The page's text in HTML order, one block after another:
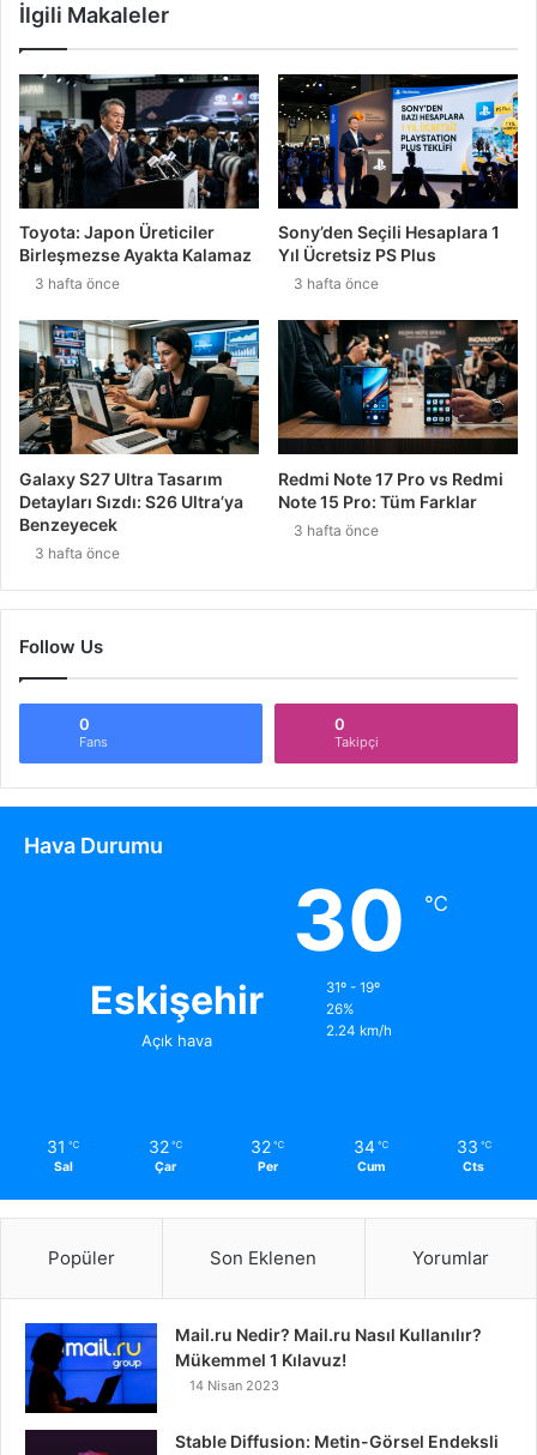
İlgili Makaleler
Toyota: Japon Üreticiler
Birleşmezse Ayakta Kalamaz
3 hafta önce
Sony’den Seçili Hesaplara 1
Yıl Ücretsiz PS Plus
3 hafta önce
Galaxy S27 Ultra Tasarım
Detayları Sızdı: S26 Ultra’ya
Benzeyecek
3 hafta önce
Redmi Note 17 Pro vs Redmi
Note 15 Pro: Tüm Farklar
3 hafta önce
Follow Us
0
Fans
0
Takipçi
Hava Durumu
Eskişehir
Açık hava
30 ℃
31º - 19º
26%
2.24 km/h
31 ℃
Sal
32 ℃
Çar
32 ℃
Per
34 ℃
Cum
33 ℃
Cts
Popüler Son Eklenen Yorumlar
Mail.ru Nedir? Mail.ru Nasıl Kullanılır?
Mükemmel 1 Kılavuz!
14 Nisan 2023
Stable Diffusion: Metin-Görsel Endeksli